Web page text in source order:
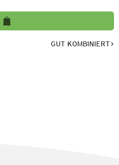
GUT KOMBINIERT